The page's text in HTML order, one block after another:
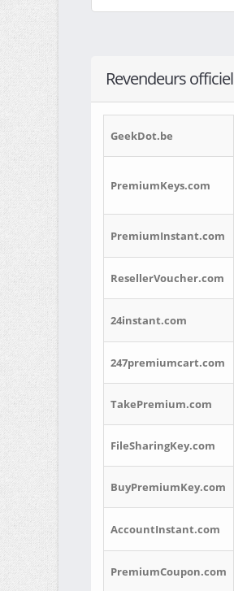
Revendeurs
GeekDot.be
PremiumKeys.com
PremiumInstant.com
ResellerVoucher.com
24instant.com
247premiumcart.com
TakePremium.com
FileSharingKey.com
BuyPremiumKey.com
AccountInstant.com
PremiumCoupon.com